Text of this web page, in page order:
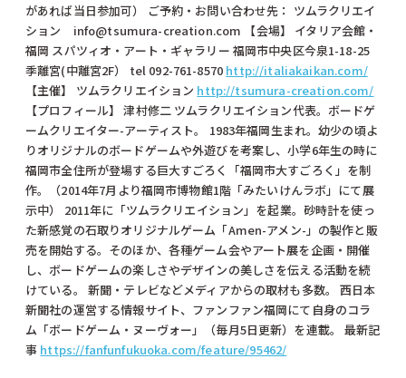
があれば当日参加可） ご予約・お問い合わせ先： ツムラクリエイ
ション info@tsumura-creation.com 【会場】 イタリア会館・
福岡 スパツィオ・アート・ギャラリー 福岡市中央区今泉1-18-25
季離宮(中離宮2F） tel 092-761-8570 http://italiakaikan.com/
【主催】 ツムラクリエイション http://tsumura-creation.com/
【プロフィール】 津村修二 ツムラクリエイション代表。ボードゲ
ームクリエイター-アーティスト。 1983年福岡生まれ。幼少の頃よ
りオリジナルのボードゲームや外遊びを考案し、小学6年生の時に
福岡市全住所が登場する巨大すごろく「福岡市大すごろく」を制
作。（2014年7月より福岡市博物館1階「みたいけんラボ」にて展
示中） 2011年に「ツムラクリエイション」を起業。砂時計を使っ
た新感覚の石取りオリジナルゲーム「Amen-アメン-」の製作と販
売を開始する。そのほか、各種ゲーム会やアート展を企画・開催
し、ボードゲームの楽しさやデザインの美しさを伝える活動を続
けている。 新聞・テレビなどメディアからの取材も多数。 西日本
新聞社の運営する情報サイト、ファンファン福岡にて自身のコラ
ム「ボードゲーム・ヌーヴォー」（毎月5日更新）を連載。 最新記
事 https://fanfunfukuoka.com/feature/95462/